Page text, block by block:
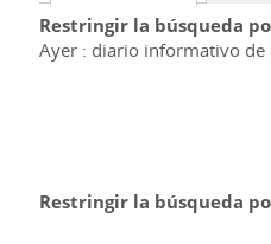
Restringir la búsqueda
Ayer : diario informativo de
Restringir la búsqueda